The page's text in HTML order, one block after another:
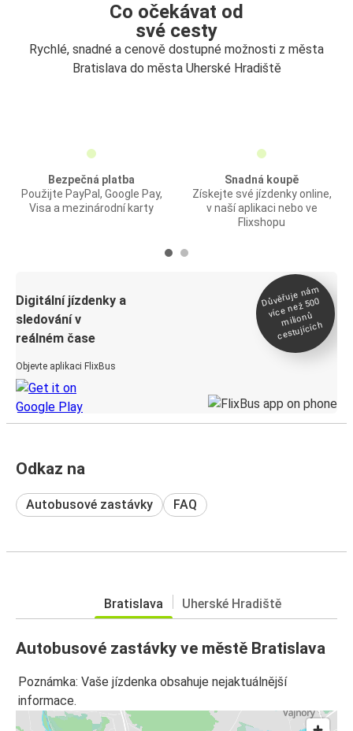
Co očekávat od
své cesty
Rychlé, snadné a cenově dostupné možnosti z města
Bratislava do města Uherské Hradiště
Bezpečná platba
Použijte PayPal, Google Pay,
Visa a mezinárodní karty
Snadná koupě
Získejte své jízdenky online,
v naší aplikaci nebo ve
Flixshopu
Digitální jízdenky a
sledování v
reálném čase
Objevte aplikaci FlixBus
Důvěřuje ná
m
více než 500
milionů
cestujících
Odkaz na
Autobusové zastávky FAQ
Bratislava Uherské Hradiště
Autobusové zastávky ve městě Bratislava
Poznámka: Vaše jízdenka obsahuje nejaktuálnější
informace.